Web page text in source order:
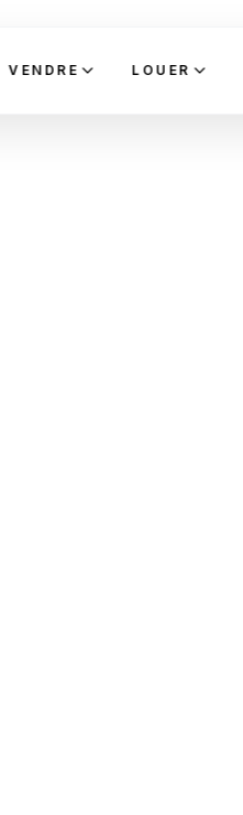
VENDRE LOUER